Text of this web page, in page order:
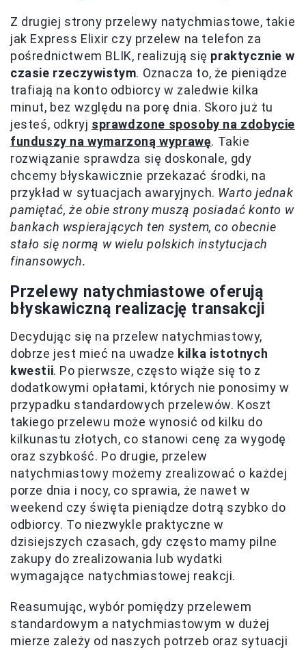
Z drugiej strony przelewy natychmiastowe, takie
jak Express Elixir czy przelew na telefon za
pośrednictwem BLIK, realizują się praktycznie w
czasie rzeczywistym. Oznacza to, że pieniądze
trafiają na konto odbiorcy w zaledwie kilka
minut, bez względu na porę dnia. Skoro już tu
jesteś, odkryj sprawdzone sposoby na zdobycie
funduszy na wymarzoną wyprawę. Takie
rozwiązanie sprawdza się doskonale, gdy
chcemy błyskawicznie przekazać środki, na
przykład w sytuacjach awaryjnych. Warto jednak
pamiętać, że obie strony muszą posiadać konto w
bankach wspierających ten system, co obecnie
stało się normą w wielu polskich instytucjach
finansowych.
Przelewy natychmiastowe oferują
błyskawiczną realizację transakcji
Decydując się na przelew natychmiastowy,
dobrze jest mieć na uwadze kilka istotnych
kwestii. Po pierwsze, często wiąże się to z
dodatkowymi opłatami, których nie ponosimy w
przypadku standardowych przelewów. Koszt
takiego przelewu może wynosić od kilku do
kilkunastu złotych, co stanowi cenę za wygodę
oraz szybkość. Po drugie, przelew
natychmiastowy możemy zrealizować o każdej
porze dnia i nocy, co sprawia, że nawet w
weekend czy święta pieniądze dotrą szybko do
odbiorcy. To niezwykle praktyczne w
dzisiejszych czasach, gdy często mamy pilne
zakupy do zrealizowania lub wydatki
wymagające natychmiastowej reakcji.
Reasumując, wybór pomiędzy przelewem
standardowym a natychmiastowym w dużej
mierze zależy od naszych potrzeb oraz sytuacji